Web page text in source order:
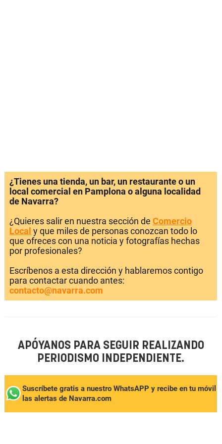
¿Tienes una tienda, un bar, un restaurante o un
local comercial en Pamplona o alguna localidad
de Navarra?
¿Quieres salir en nuestra sección de Comercio
Local y que miles de personas conozcan todo lo
que ofreces con una noticia y fotografías hechas
por profesionales?
Escríbenos a esta dirección y hablaremos contigo
para contactar cuando antes:
contacto@navarra.com
APÓYANOS PARA SEGUIR REALIZANDO
PERIODISMO INDEPENDIENTE.
Suscríbete gratis a nuestro WhatsAPP y recibe en tu móvil
las alertas de Navarra.com